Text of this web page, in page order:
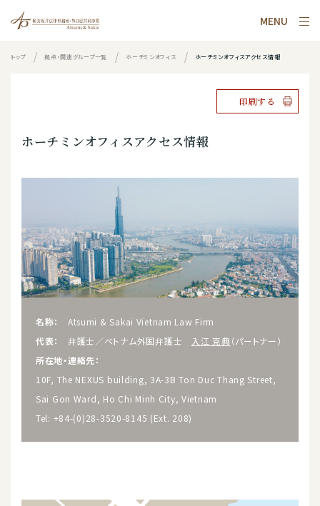
MENU
トップ 拠点・関連グループ一覧 ホーチミンオフィス ホーチミンオフィスアクセス情報
印刷する
ホーチミンオフィスアクセス情報
名称：
Atsumi & Sakai Vietnam Law Firm
代表： 弁護士／ベトナム外国弁護士 入江 克典（パートナー）
所在地・連絡先：
10F, The NEXUS building, 3A-3B Ton Duc Thang Street,
Sai Gon Ward, Ho Chi Minh City, Vietnam
Tel: +84-(0)28-3520-8145 (Ext. 208)